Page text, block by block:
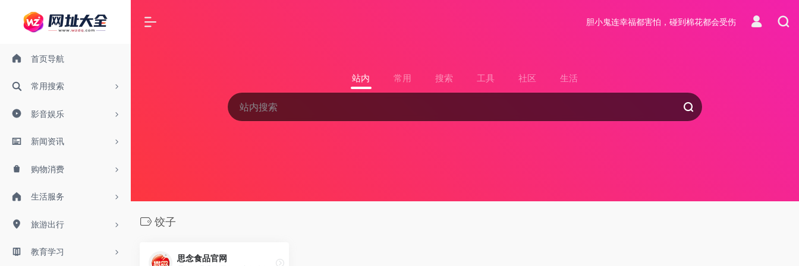
首页导航
常用搜索
影音娱乐
新闻资讯
购物消费
生活服务
旅游出行
教育学习
胆小鬼连幸福都害怕，碰到棉花都会受伤
站内 常用 搜索 工具 社区 生活
饺子
思念食品官网